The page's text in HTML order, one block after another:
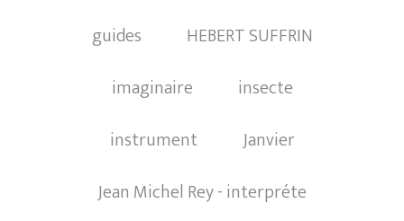
guides
HEBERT SUFFRIN
imaginaire
insecte
instrument
Janvier
Jean Michel Rey - interpréte